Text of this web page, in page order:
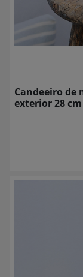
Candeeiro de
exterior 28